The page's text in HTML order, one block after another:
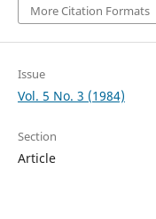
More Citation Formats
Issue
Vol. 5 No. 3 (1984)
Section
Article